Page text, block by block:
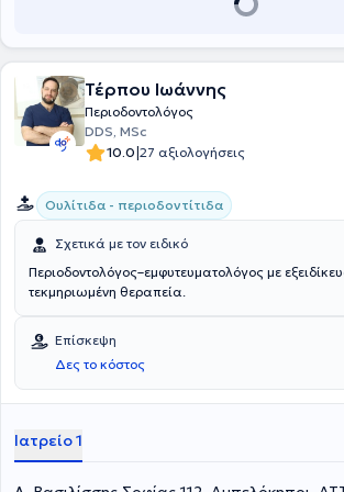
εταιρείας "Identality", καθώς και πρέσβης για
Τέρπου Ιωάννης
Περιοδοντολόγος
DDS, MSc
10.0|27 αξιολογήσεις
Ουλίτιδα - περιοδοντίτιδα
Σχετικά με τον ειδικό
Περιοδοντολόγος–εμφυτευματολόγος με
τεκμηριωμένη θεραπεία.
Επίσκεψη
Δες το κόστος
Ιατρείο 1